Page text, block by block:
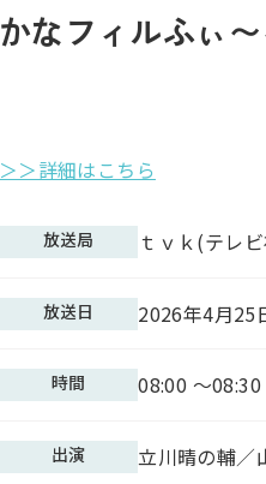
かなフィルふぃ
＞＞詳細はこちら
放送局 ｔｖｋ(テレ
放送日 2026年4月25
時間 08:00 〜08:30
出演 立川晴の輔／